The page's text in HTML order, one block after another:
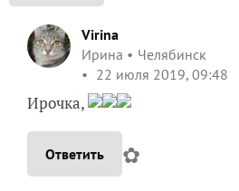
Virina
Ирина
Челябинск
22 июля 2019, 09:48
Ирочка,
Ответить ✿